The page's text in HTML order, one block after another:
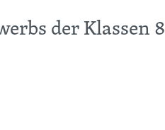
der Klassen 8